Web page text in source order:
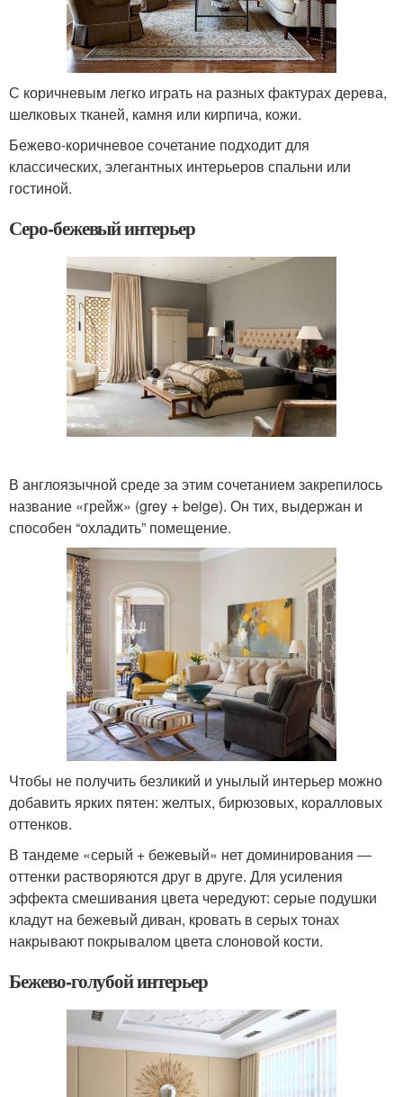
С коричневым легко играть на разных фактурах дерева,
шелковых тканей, камня или кирпича, кожи.
Бежево-коричневое сочетание подходит для
классических, элегантных интерьеров спальни или
гостиной.
Серо-бежевый интерьер
В англоязычной среде за этим сочетанием закрепилось
название «грейж» (grey + beige). Он тих, выдержан и
способен “охладить” помещение.
Чтобы не получить безликий и унылый интерьер можно
добавить ярких пятен: желтых, бирюзовых, коралловых
оттенков.
В тандеме «серый + бежевый» нет доминирования ―
оттенки растворяются друг в друге. Для усиления
эффекта смешивания цвета чередуют: серые подушки
кладут на бежевый диван, кровать в серых тонах
накрывают покрывалом цвета слоновой кости.
Бежево-голубой интерьер